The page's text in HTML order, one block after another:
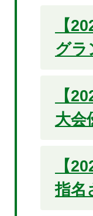
【
グラ
【
大会
【
指名